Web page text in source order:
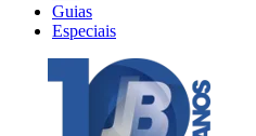
Guias
Especiais
Explore Tudo
Últimas Notícias
Previsão do Tempo
Trânsito e Rotas